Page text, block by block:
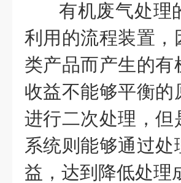
有机废气处理
利用的流程装置
类产品而产生的
收益不能够平衡
进行二次处理，
系统则能够通过
益，达到降低处理